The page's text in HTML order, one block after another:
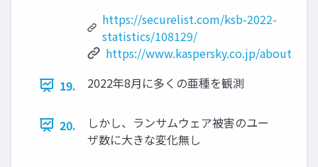
https://securelist.com/ksb-2022-
statistics/108129/
https://www.kaspersky.co.jp/about
19.
2022年8月に多くの亜種を観測
20.
しかし、ランサムウェア被害のユー
ザ数に大きな変化無し